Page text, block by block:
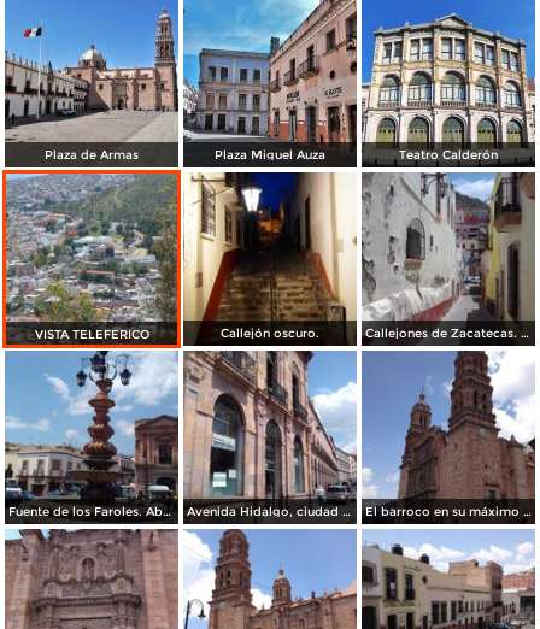
Plaza de Armas Plaza Miguel Auza Teatro Calderón
VISTA TELEFERICO Callejón oscuro. Callejones de Zacatecas. Abril/2017
Fuente de los Faroles. Abril/2017 Avenida Hidalgo, ciudad de Zacatecas. Abril/2017 El barroco en su máximo esplendor. Catedral de Zacatecas. Abril/2017